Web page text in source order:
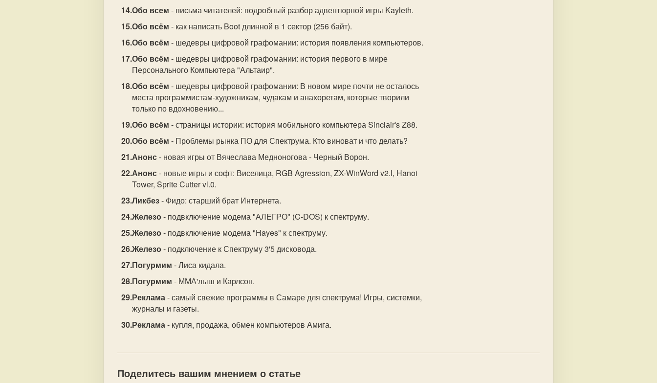
Обо всем - письма читателей: подробный разбор адвентюрной игры Kayleth.
Обо всём - как написать Boot длинной в 1 сектор (256 байт).
Обо всём - шедевры цифровой графомании: история появления компьютеров.
Обо всём - шедевры цифровой графомании: история первого в мире
Персонального Компьютера "Альтаир".
Обо всём - шедевры цифровой графомании: В новом мире почти не осталось
места программистам-художникам, чудакам и анахоретам, которые творили
только по вдохновению...
Обо всём - страницы истории: история мобильного компьютера Sinclаir's Z88.
Обо всём - Проблемы рынка ПО для Спектрума. Кто виноват и что делать?
Анонс- новая игры от Вячеслава Медноногова - Черный Ворон.
Анонс- новые игры и софт: Виселица, RGB Agression, ZX-WinWord v2.l, Hanoi
Tower, Sрrite Cutter vl.0.
Ликбез- Фидо: старший брат Интернета.
Железо- подвключение модема "АЛЕГРО" (C-DOS) к спектруму.
Железо- подвключение модема "Hayes" к спектруму.
Железо- подключение к Спектруму 3'5 дисковода.
Погурмим - Лиса кидала.
Погурмим - ММА'лыш и Карлсон.
Реклама- самый свежие программы в Самаре для спектрума! Игры, системки,
журналы и газеты.
Реклама- купля, продажа, обмен компьютеров Амига.
Поделитесь вашим мнением о статье